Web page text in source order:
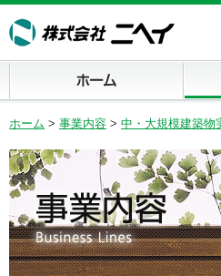
ホーム > 事業内容 > 中・大規模建築物